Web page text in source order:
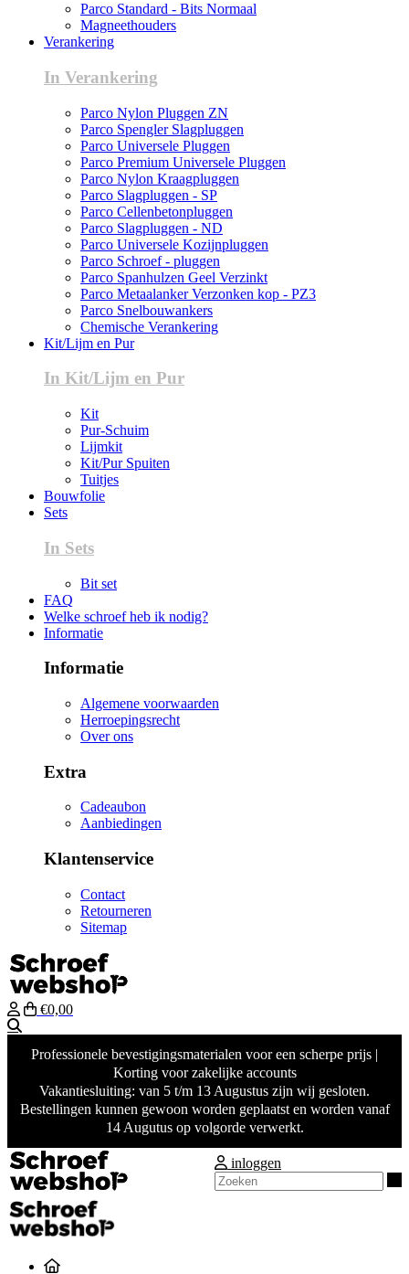
Parco Standard - Bits Normaal
Magneethouders
Verankering
In Verankering
Parco Nylon Pluggen ZN
Parco Spengler Slagpluggen
Parco Universele Pluggen
Parco Premium Universele Pluggen
Parco Nylon Kraagpluggen
Parco Slagpluggen - SP
Parco Cellenbetonpluggen
Parco Slagpluggen - ND
Parco Universele Kozijnpluggen
Parco Schroef - pluggen
Parco Spanhulzen Geel Verzinkt
Parco Metaalanker Verzonken kop - PZ3
Parco Snelbouwankers
Chemische Verankering
Kit/Lijm en Pur
In Kit/Lijm en Pur
Kit
Pur-Schuim
Lijmkit
Kit/Pur Spuiten
Tuitjes
Bouwfolie
Sets
In Sets
Bit set
FAQ
Welke schroef heb ik nodig?
Informatie
Informatie
Algemene voorwaarden
Herroepingsrecht
Over ons
Extra
Cadeaubon
Aanbiedingen
Klantenservice
Contact
Retourneren
Sitemap
€0,00
Professionele bevestigingsmaterialen voor een scherpe prijs |
Korting voor zakelijke accounts
Vakantiesluiting: van 5 t/m 13 Augustus zijn wij gesloten.
Bestellingen kunnen gewoon worden geplaatst en worden vanaf
14 Augutus op volgorde verwerkt.
inloggen